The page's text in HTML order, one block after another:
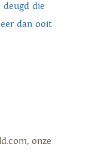
deugd die
dan ooit
onze